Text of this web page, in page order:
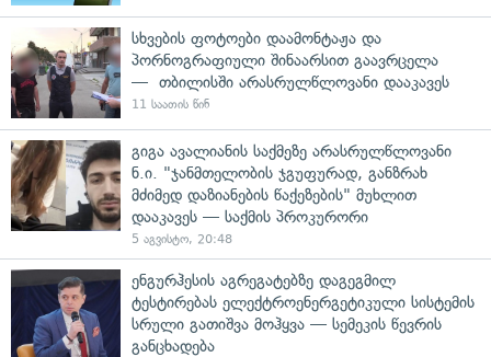
სხვების ფოტოები დაამონტაჟა და
პორნოგრაფიული შინაარსით გაავრცელა
— თბილისში არასრულწლოვანი დააკავეს
11 საათის წინ
გიგა ავალიანის საქმეზე არასრულწლოვანი
ნ.ი. "ჯანმთელობის ჯგუფურად, განზრახ
მძიმედ დაზიანების წაქეზების" მუხლით
დააკავეს — საქმის პროკურორი
5 აგვისტო, 20:48
ენგურჰესის აგრეგატებზე დაგეგმილ
ტესტირებას ელექტროენერგეტიკული სისტემის
სრული გათიშვა მოჰყვა — სემეკის წევრის
განცხადება